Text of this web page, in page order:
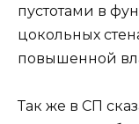
пустотами в
цокольных
повышенной
Так же в СП